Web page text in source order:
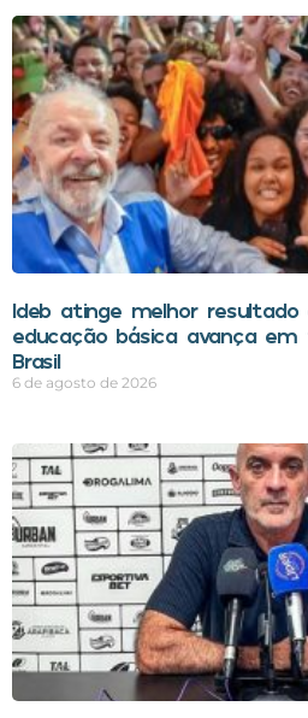
Ideb atinge melhor
educação básica avança
Brasil
6 de agosto de 2026